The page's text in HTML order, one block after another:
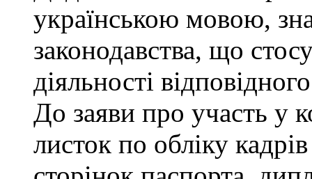
українською мовою,
законодавства, що
діяльності
До заяви про участь у
листок по обліку